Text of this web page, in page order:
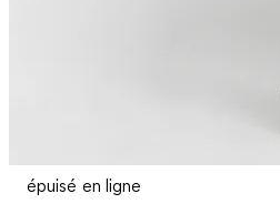
épuisé en ligne